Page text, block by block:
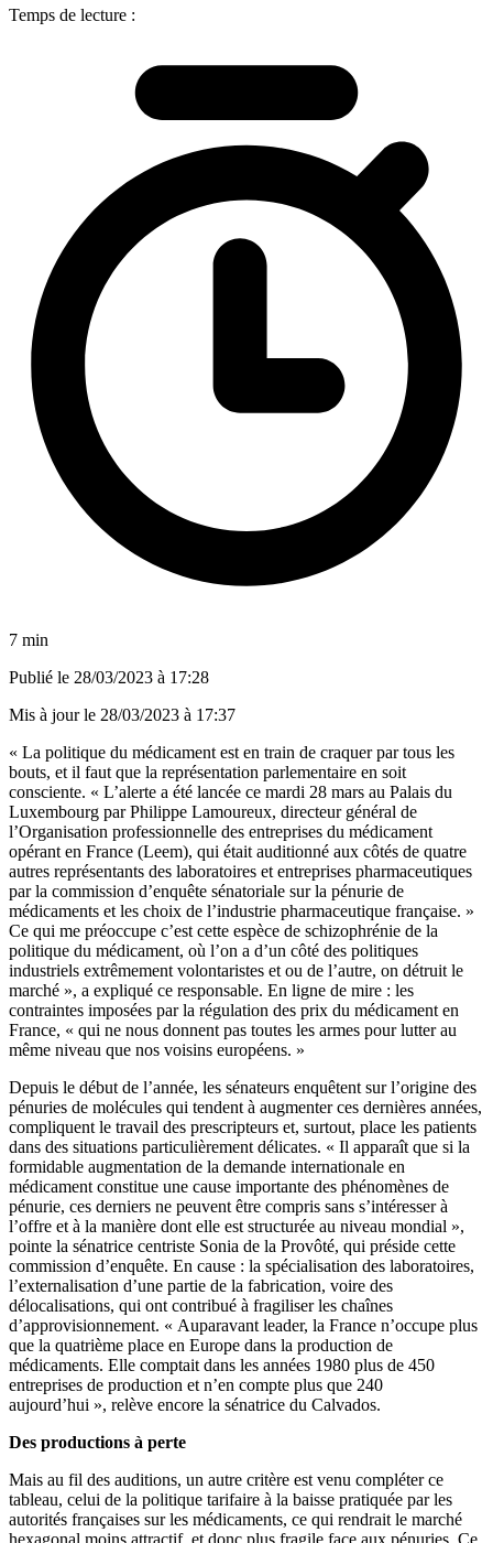
Temps de lecture :
7 min
Publié le 28/03/2023 à 17:28
Mis à jour le 28/03/2023 à 17:37
« La politique du médicament est en train de craquer par tous les
bouts, et il faut que la représentation parlementaire en soit
consciente. « L’alerte a été lancée ce mardi 28 mars au Palais du
Luxembourg par Philippe Lamoureux, directeur général de
l’Organisation professionnelle des entreprises du médicament
opérant en France (Leem), qui était auditionné aux côtés de quatre
autres représentants des laboratoires et entreprises pharmaceutiques
par la commission d’enquête sénatoriale sur la pénurie de
médicaments et les choix de l’industrie pharmaceutique française. »
Ce qui me préoccupe c’est cette espèce de schizophrénie de la
politique du médicament, où l’on a d’un côté des politiques
industriels extrêmement volontaristes et ou de l’autre, on détruit le
marché », a expliqué ce responsable. En ligne de mire : les
contraintes imposées par la régulation des prix du médicament en
France, « qui ne nous donnent pas toutes les armes pour lutter au
même niveau que nos voisins européens. »
Depuis le début de l’année, les sénateurs enquêtent sur l’origine des
pénuries de molécules qui tendent à augmenter ces dernières années,
compliquent le travail des prescripteurs et, surtout, place les patients
dans des situations particulièrement délicates. « Il apparaît que si la
formidable augmentation de la demande internationale en
médicament constitue une cause importante des phénomènes de
pénurie, ces derniers ne peuvent être compris sans s’intéresser à
l’offre et à la manière dont elle est structurée au niveau mondial »,
pointe la sénatrice centriste Sonia de la Provôté, qui préside cette
commission d’enquête. En cause : la spécialisation des laboratoires,
l’externalisation d’une partie de la fabrication, voire des
délocalisations, qui ont contribué à fragiliser les chaînes
d’approvisionnement. « Auparavant leader, la France n’occupe plus
que la quatrième place en Europe dans la production de
médicaments. Elle comptait dans les années 1980 plus de 450
entreprises de production et n’en compte plus que 240
aujourd’hui », relève encore la sénatrice du Calvados.
Des productions à perte
Mais au fil des auditions, un autre critère est venu compléter ce
tableau, celui de la politique tarifaire à la baisse pratiquée par les
autorités françaises sur les médicaments, ce qui rendrait le marché
hexagonal moins attractif, et donc plus fragile face aux pénuries. Ce